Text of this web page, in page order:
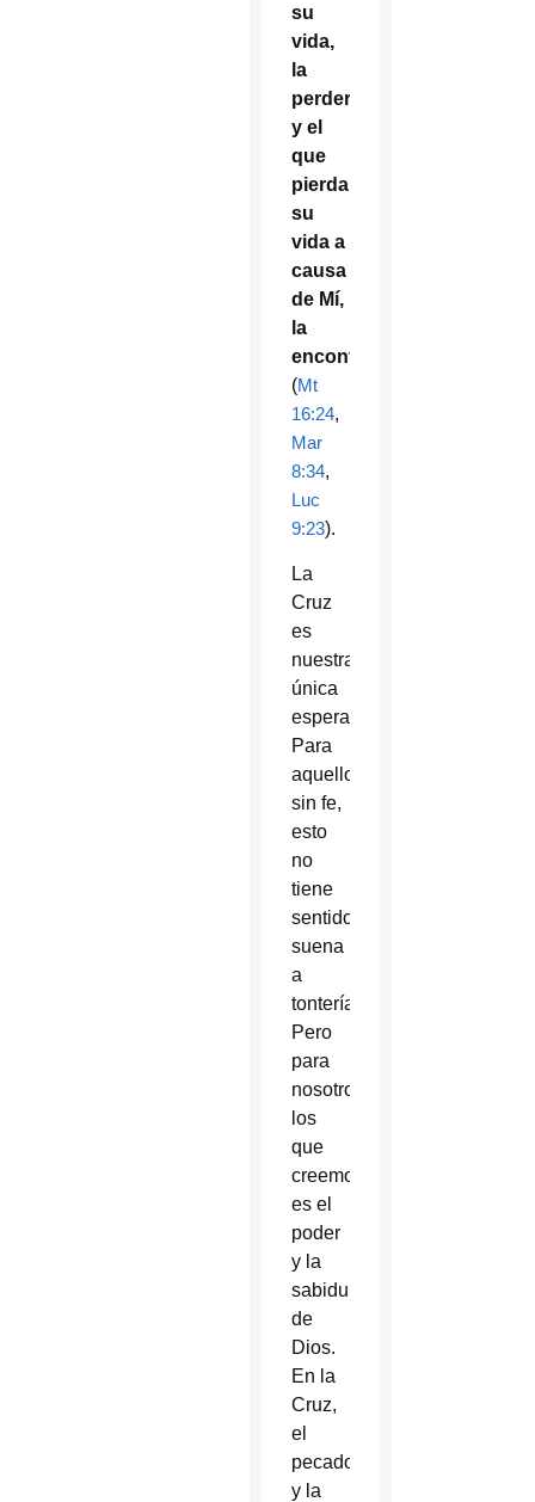
su
vida,
la
perderá;
y el
que
pierda
su
vida a
causa
de Mí,
la
encontrará
(Mt
16:24,
Mar
8:34,
Luc
9:23).
La
Cruz
es
nuestra
única
esperanza.
Para
aquellos
sin fe,
esto
no
tiene
sentido;
suena
a
tontería.
Pero
para
nosotros
los
que
creemos,
es el
poder
y la
sabiduría
de
Dios.
En la
Cruz,
el
pecado
y la